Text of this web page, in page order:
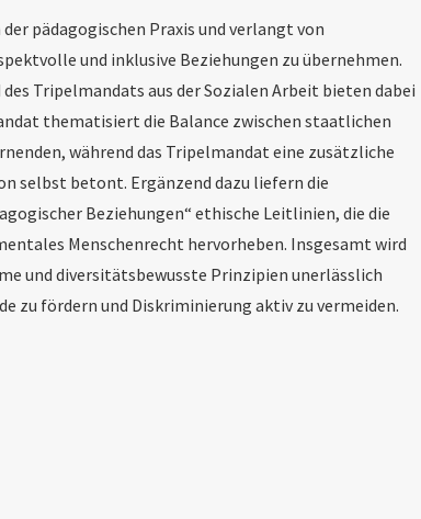
pädagogischen Praxis und verlangt von
und inklusive Beziehungen zu übernehmen.
Tripelmandats aus der Sozialen Arbeit bieten dabei
thematisiert die Balance zwischen staatlichen
während das Tripelmandat eine zusätzliche
selbst betont. Ergänzend dazu liefern die
Beziehungen“ ethische Leitlinien, die die
Menschenrecht hervorheben. Insge­samt wird
und diversitätsbewusste Prinzipien unerlässlich
zu fördern und Diskriminierung aktiv zu vermeiden.